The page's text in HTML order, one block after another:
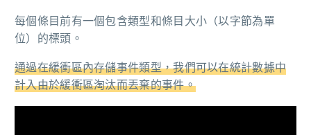
每個條目前有一個包含類型和條目大小（以字節為單
位）的標頭。
通過在緩衝區內存儲事件類型，我們可以在統計數據中
計入由於緩衝區淘汰而丟棄的事件。